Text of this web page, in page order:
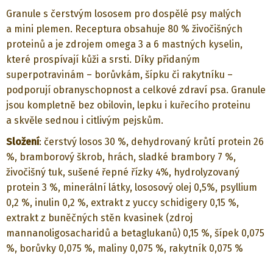
Granule s čerstvým lososem pro dospělé psy malých
a mini plemen. Receptura obsahuje 80 % živočišných
proteinů a je zdrojem omega 3 a 6 mastných kyselin,
které prospívají kůži a srsti. Díky přidaným
superpotravinám – borůvkám, šípku či rakytníku –
podporují obranyschopnost a celkové zdraví psa. Granule
jsou kompletně bez obilovin, lepku i kuřecího proteinu
a skvěle sednou i citlivým pejskům.
Složení: čerstvý losos 30 %, dehydrovaný krůtí protein 26
%, bramborový škrob, hrách, sladké brambory 7 %,
živočišný tuk, sušené řepné řízky 4%, hydrolyzovaný
protein 3 %, minerální látky, lososový olej 0,5%, psyllium
0,2 %, inulin 0,2 %, extrakt z yuccy schidigery 0,15 %,
extrakt z buněčných stěn kvasinek (zdroj
mannanoligosacharidů a betaglukanů) 0,15 %, šípek 0,075
%, borůvky 0,075 %, maliny 0,075 %, rakytník 0,075 %